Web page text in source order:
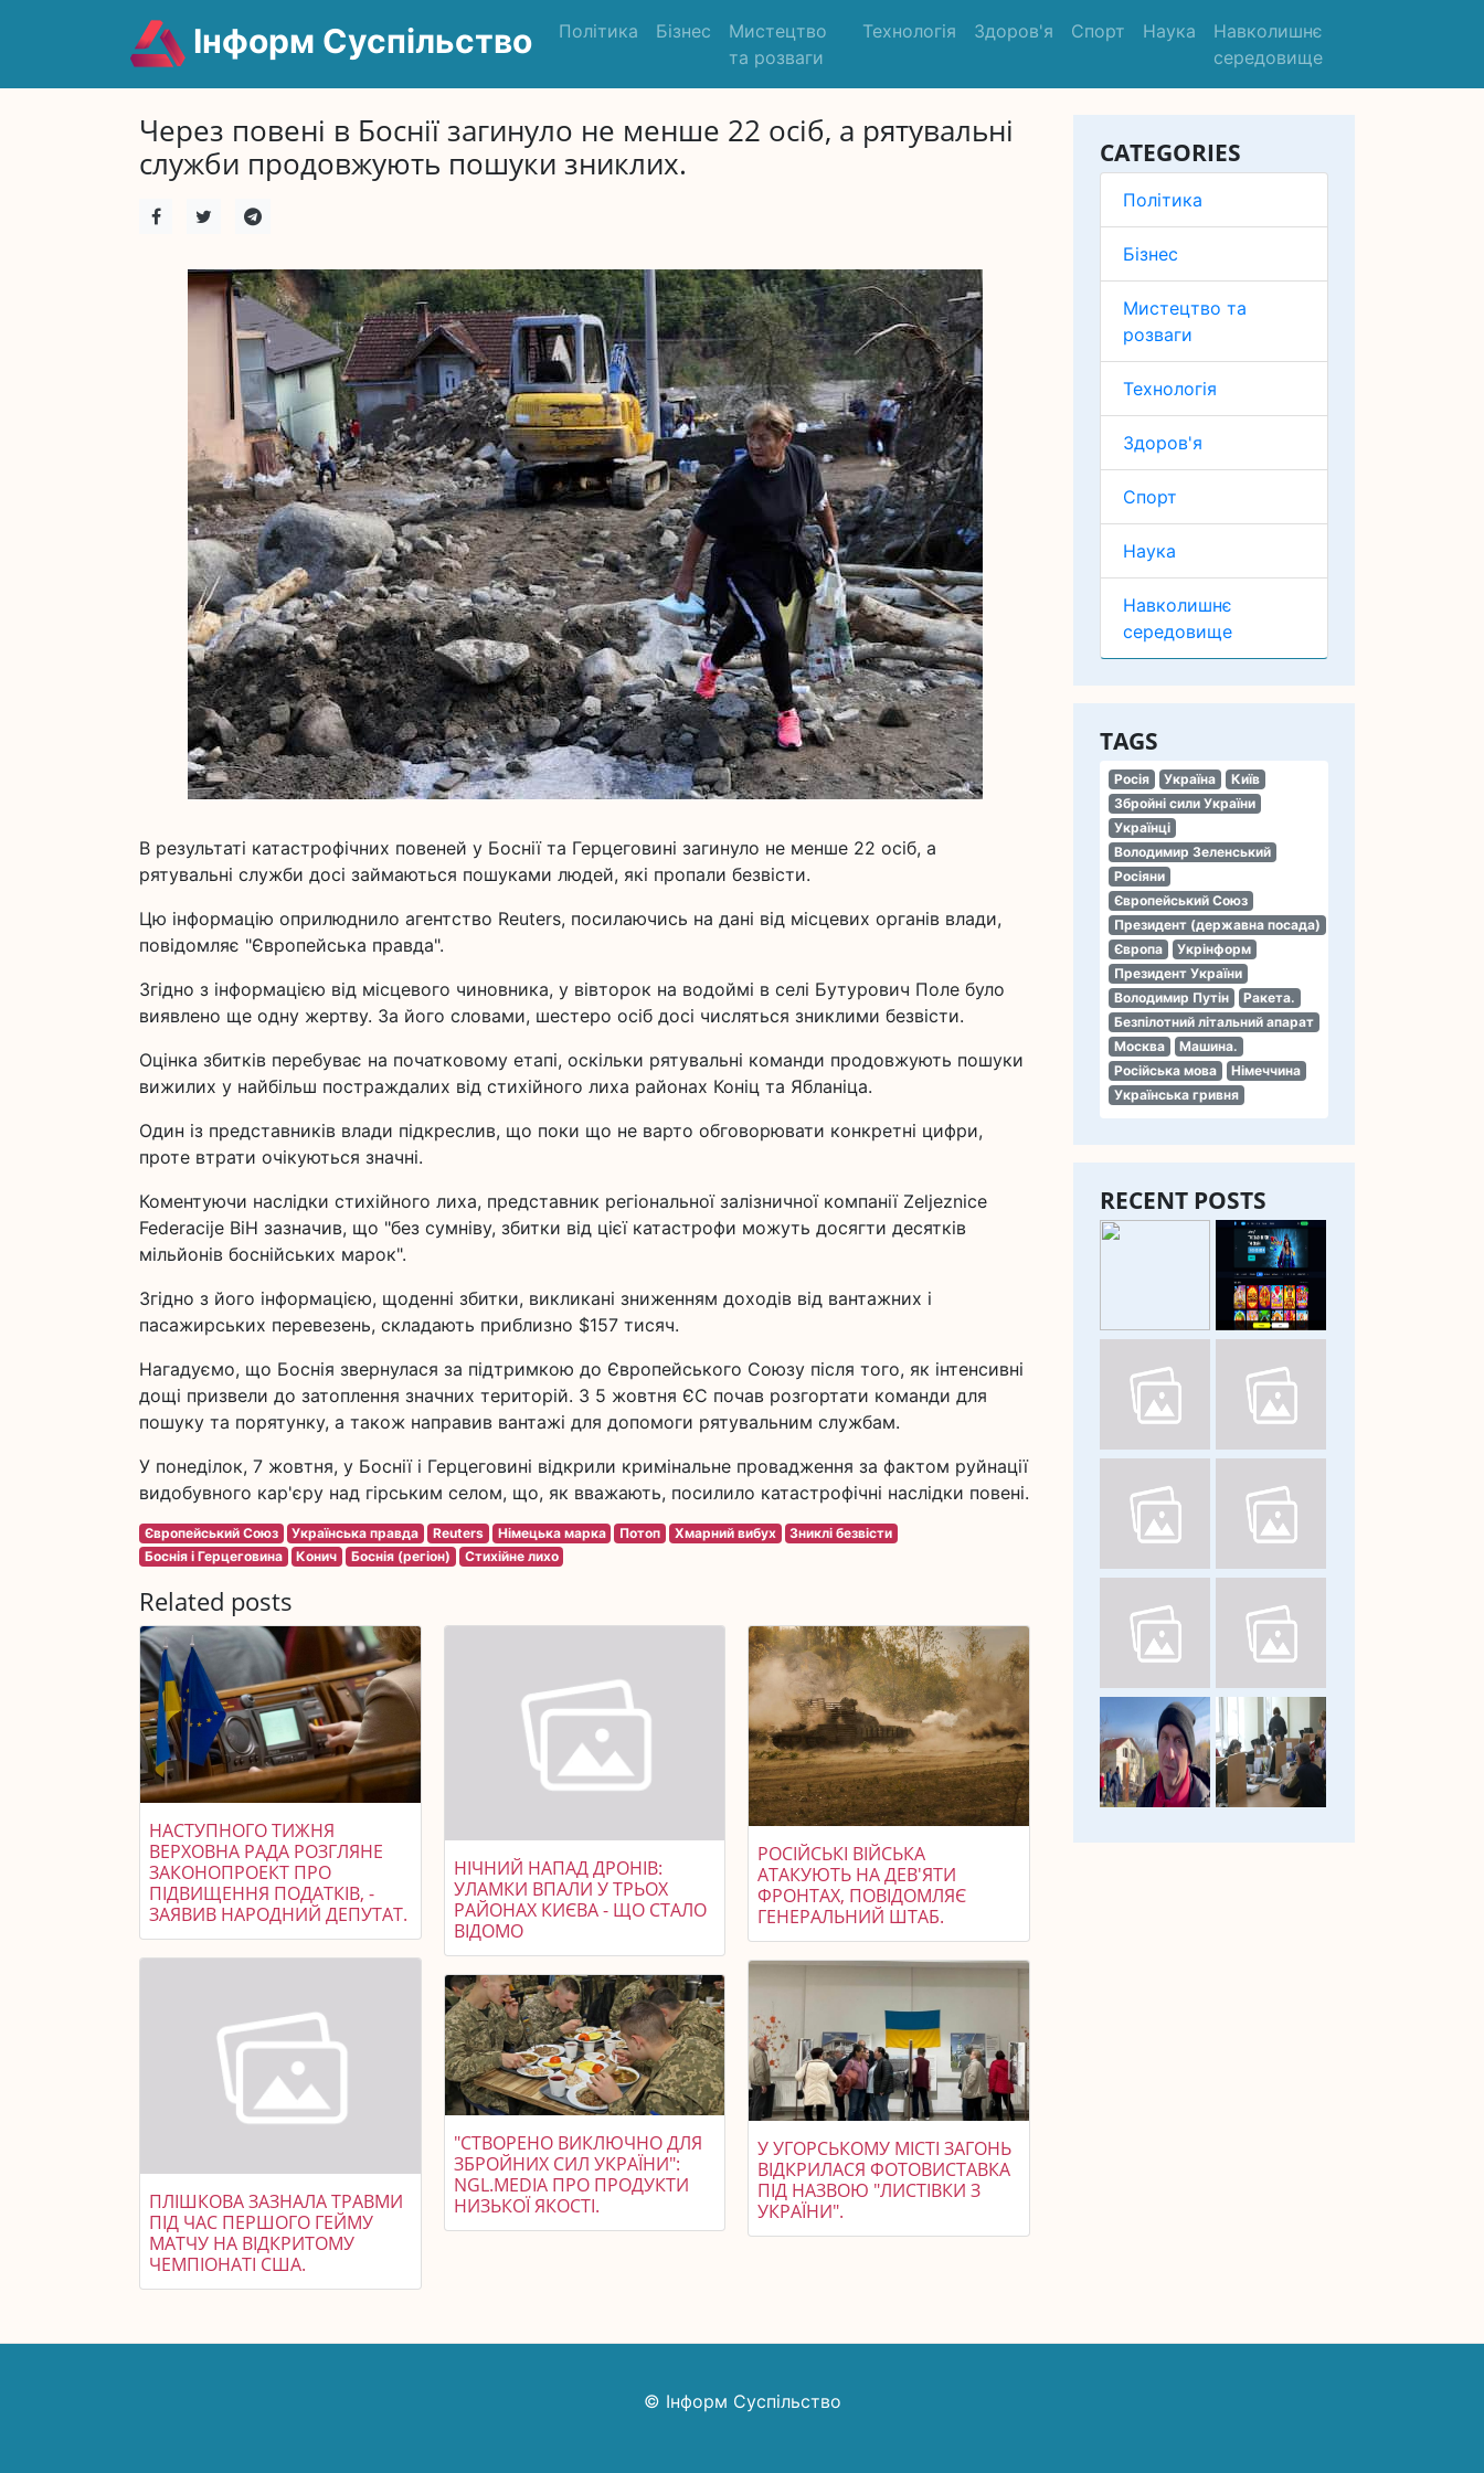
Інформ Суспільство Політика Бізнес
Мистецтво
та розваги
Технологія Здоров'я Спорт Наука
Навколишнє
середовище
CATEGORIES
Політика
Бізнес
Мистецтво та
розваги
Технологія
Здоров'я
Спорт
Наука
Навколишнє
середовище
TAGS
Росія Україна
Київ
Збройні сили України
Українці
Володимир Зеленський
Росіяни
Європейський Союз
Президент (державна посада)
Європа
Укрінформ
Президент України
Володимир Путін
Ракета.
Безпілотний літальний апарат
Москва
Машина.
Російська мова
Німеччина
Українська гривня
RECENT POSTS
Через повені в Боснії загинуло не менше 22 осіб, а рятувальні
служби продовжують пошуки зниклих.
В результаті катастрофічних повеней у Боснії та Герцеговині загинуло не менше 22 осіб, а
рятувальні служби досі займаються пошуками людей, які пропали безвісти.
Цю інформацію оприлюднило агентство Reuters, посилаючись на дані від місцевих органів влади,
повідомляє "Європейська правда".
Згідно з інформацією від місцевого чиновника, у вівторок на водоймі в селі Бутурович Поле було
виявлено ще одну жертву. За його словами, шестеро осіб досі числяться зниклими безвісти.
Оцінка збитків перебуває на початковому етапі, оскільки рятувальні команди продовжують пошуки
вижилих у найбільш постраждалих від стихійного лиха районах Коніц та Ябланіца.
Один із представників влади підкреслив, що поки що не варто обговорювати конкретні цифри,
проте втрати очікуються значні.
Коментуючи наслідки стихійного лиха, представник регіональної залізничної компанії Zeljeznice
Federacije BiH зазначив, що "без сумніву, збитки від цієї катастрофи можуть досягти десятків
мільйонів боснійських марок".
Згідно з його інформацією, щоденні збитки, викликані зниженням доходів від вантажних і
пасажирських перевезень, складають приблизно $157 тисяч.
Нагадуємо, що Боснія звернулася за підтримкою до Європейського Союзу після того, як інтенсивні
дощі призвели до затоплення значних територій. З 5 жовтня ЄС почав розгортати команди для
пошуку та порятунку, а також направив вантажі для допомоги рятувальним службам.
У понеділок, 7 жовтня, у Боснії і Герцеговині відкрили кримінальне провадження за фактом руйнації
видобувного кар'єру над гірським селом, що, як вважають, посилило катастрофічні наслідки повені.
Європейський Союз Українська правда Reuters Німецька марка Потоп Хмарний вибух
Зниклі безвісти
Боснія і Герцеговина
Конич Боснія (регіон) Стихійне лихо
Related posts
НАСТУПНОГО ТИЖНЯ
ВЕРХОВНА РАДА РОЗГЛЯНЕ
ЗАКОНОПРОЕКТ ПРО
ПІДВИЩЕННЯ ПОДАТКІВ, -
ЗАЯВИВ НАРОДНИЙ ДЕПУТАТ.
ПЛІШКОВА ЗАЗНАЛА ТРАВМИ
ПІД ЧАС ПЕРШОГО ГЕЙМУ
МАТЧУ НА ВІДКРИТОМУ
ЧЕМПІОНАТІ США.
НІЧНИЙ НАПАД ДРОНІВ:
УЛАМКИ ВПАЛИ У ТРЬОХ
РАЙОНАХ КИЄВА - ЩО СТАЛО
ВІДОМО
"СТВОРЕНО ВИКЛЮЧНО ДЛЯ
ЗБРОЙНИХ СИЛ УКРАЇНИ":
NGL.MEDIA ПРО ПРОДУКТИ
НИЗЬКОЇ ЯКОСТІ.
РОСІЙСЬКІ ВІЙСЬКА
АТАКУЮТЬ НА ДЕВ'ЯТИ
ФРОНТАХ, ПОВІДОМЛЯЄ
ГЕНЕРАЛЬНИЙ ШТАБ.
У УГОРСЬКОМУ МІСТІ ЗАГОНЬ
ВІДКРИЛАСЯ ФОТОВИСТАВКА
ПІД НАЗВОЮ "ЛИСТІВКИ З
УКРАЇНИ".
© Інформ Суспільство